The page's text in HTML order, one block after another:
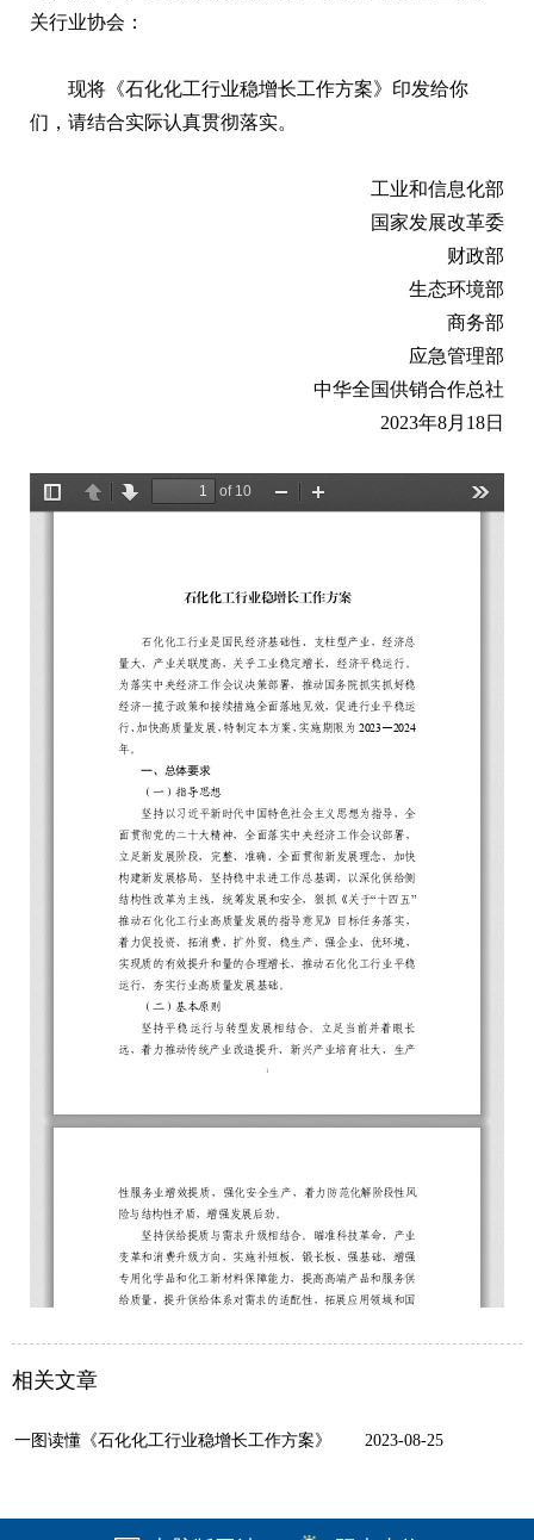
关行业协会：
现将《石化化工行业稳增长工作方案》印发给你
们，请结合实际认真贯彻落实。
工业和信息化部
国家发展改革委
财政部
生态环境部
商务部
应急管理部
中华全国供销合作总社
2023年8月18日
相关文章
一图读懂《石化化工行业稳增长工作方案》 2023-08-25